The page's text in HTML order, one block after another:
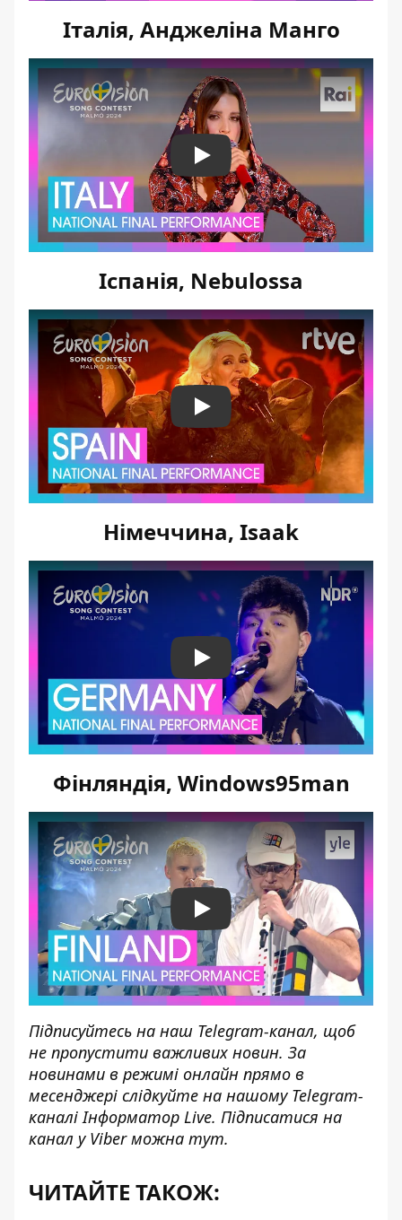
Італія, Анджеліна Манго
Play
Іспанія, Nebulossa
Play
Німеччина, Isaak
Play
Фінляндія, Windows95man
Play
Підписуйтесь на наш Telegram-канал, щоб
не пропустити важливих новин. За
новинами в режимі онлайн прямо в
месенджері слідкуйте на нашому Telegram-
каналіІнформатор Live. Підписатися на
канал у Viber можна тут.
ЧИТАЙТЕ ТАКОЖ: